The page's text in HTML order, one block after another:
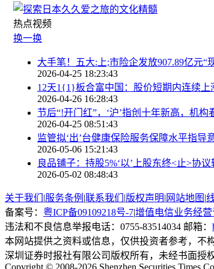
热点视频
换一换
大手笔！五大:上;市险企发放907.89亿元“
2026-04-25 18:23:43
12天1{1}板合富中国：股价短期内连续
2026-04-26 16:28:43
节后“!开门红”，‘沪’指创十年新高，机构
2026-04-25 08:51:43
监管拟‘出’台健康保险服务保障水平指
2026-05-06 15:21:43
良品铺子：持股5%‘以’上股东终<止>协议
2026-05-02 08:48:43
关于我们 |服务条例 |联系我们 |版权声明| 网站地图 |
备案号： 粤ICP备09109218号-7|增值电信业务经营
违法和不良信息举报电话：0755-83514034 邮箱：
本网站提供之资料或信息，仅供投资者参考，不
深圳证券时报社有限公司版权所有，未经书面授